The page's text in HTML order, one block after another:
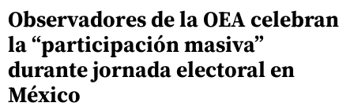
Observadores de la OEA celebran
la “participación masiva”
durante jornada electoral en
México